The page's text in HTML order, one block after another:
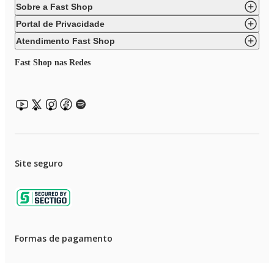
Sobre a Fast Shop
Portal de Privacidade
Atendimento Fast Shop
Fast Shop nas Redes
Site seguro
Formas de pagamento